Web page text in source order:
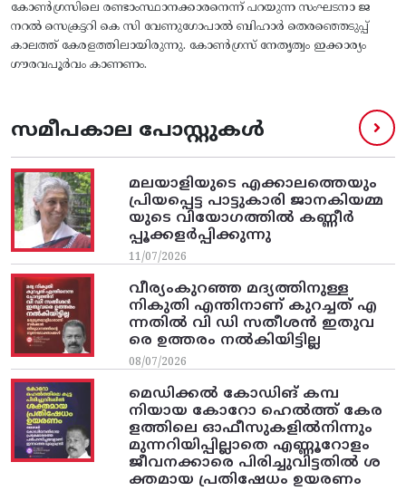
കോൺ​ഗ്രസിലെ രണ്ടാംസ്ഥാനക്കാരനെന്ന് പറയുന്ന സംഘടനാ ജ
നറൽ സെക്രട്ടറി കെ സി വേണു​ഗോപാൽ ബിഹാർ തെരഞ്ഞെടുപ്പ്
കാലത്ത് കേരളത്തിലായിരുന്നു. കോൺ​ഗ്രസ് നേതൃത്വം ഇക്കാര്യം ​
ഗൗരവപൂർവം കാണണം.
സമീപകാല പോസ്റ്റുകൾ
മലയാളിയുടെ എക്കാലത്തെയും
പ്രിയപ്പെട്ട പാട്ടുകാരി ജാനകിയമ്മ
യുടെ വിയോഗത്തിൽ കണ്ണീർ
പ്പൂക്കളർപ്പിക്കുന്നു
11/07/2026
വീര്യംകുറഞ്ഞ മദ്യത്തിനുള്ള
നികുതി എന്തിനാണ് കുറച്ചത് എ
ന്നതിൽ വി ഡി സതീശൻ ഇതുവ
രെ ഉത്തരം നൽകിയിട്ടില്ല
08/07/2026
മെഡിക്കൽ കോഡിങ് കമ്പ
നിയായ കോറോ ഹെൽത്ത് കേര
ളത്തിലെ ഓഫീസുകളിൽനിന്നും
മുന്നറിയിപ്പില്ലാതെ എണ്ണൂറോളം
ജീവനക്കാരെ പിരിച്ചുവിട്ടതിൽ‌ ശ
ക്തമായ പ്രതിഷേധം ഉയരണം